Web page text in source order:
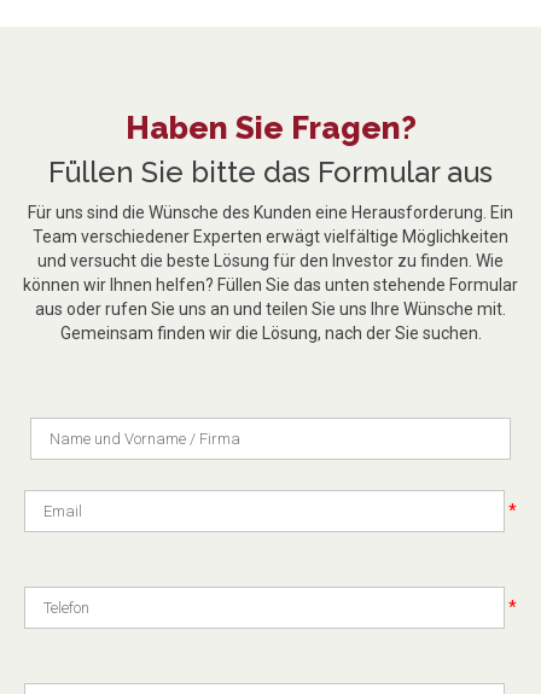
Haben Sie Fragen?
Füllen Sie bitte das Formular aus
Für uns sind die Wünsche des Kunden eine Herausforderung. Ein
Team verschiedener Experten erwägt vielfältige Möglichkeiten
und versucht die beste Lösung für den Investor zu finden. Wie
können wir Ihnen helfen? Füllen Sie das unten stehende Formular
aus oder rufen Sie uns an und teilen Sie uns Ihre Wünsche mit.
Gemeinsam finden wir die Lösung, nach der Sie suchen.
*
*